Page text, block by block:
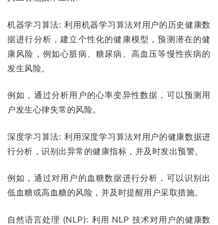
机器学习算法:利用机器学习算法对用户的历史健康数
据进行分析，建立个性化的健康模型，预测潜在的健
康风险，例如心脏病、糖尿病、高血压等慢性疾病的
发生风险。
例如，通过分析用户的心率变异性数据，可以预测用
户发生心律失常的风险。
深度学习算法:利用深度学习算法对用户的健康数据进
行分析，识别出异常的健康指标，并及时发出预警。
例如，通过对用户的血糖数据进行分析，可以识别出
低血糖或高血糖的风险，并及时提醒用户采取措施。
自然语言处理 (NLP): 利用 NLP 技术对用户的健康数